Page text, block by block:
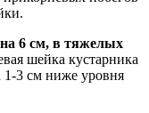
6 см, в тяжелых
шейка кустарника
1-3 см ниже уровня